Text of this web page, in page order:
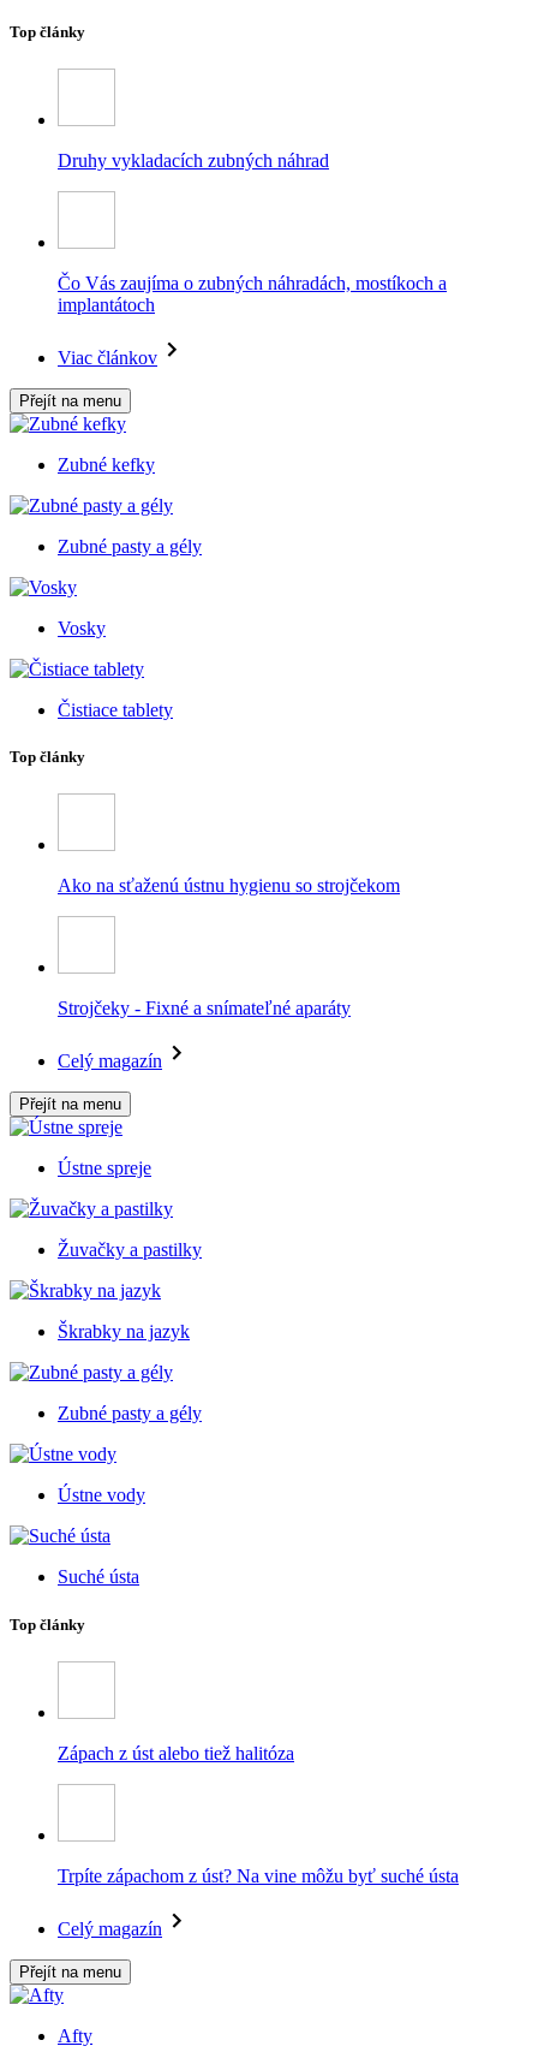
Top články
Druhy vykladacích zubných náhrad
Čo Vás zaujíma o zubných náhradách, mostíkoch a
implantátoch
Viac článkov
Přejít na menu
Zubné kefky
Zubné pasty a gély
Vosky
Čistiace tablety
Top články
Ako na sťaženú ústnu hygienu so strojčekom
Strojčeky - Fixné a snímateľné aparáty
Celý magazín
Přejít na menu
Ústne spreje
Žuvačky a pastilky
Škrabky na jazyk
Zubné pasty a gély
Ústne vody
Suché ústa
Top články
Zápach z úst alebo tiež halitóza
Trpíte zápachom z úst? Na vine môžu byť suché ústa
Celý magazín
Přejít na menu
Afty